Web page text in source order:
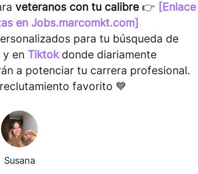
veteranos con tu calibre 👉 [Enlace
en Jobs.marcomkt.com]
para tu búsqueda de
y en Tiktokdonde diariamente
a potenciar tu carrera profesional.
favorito 💙
Susana